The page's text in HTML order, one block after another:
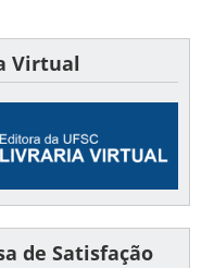
Virtual
de Satisfação